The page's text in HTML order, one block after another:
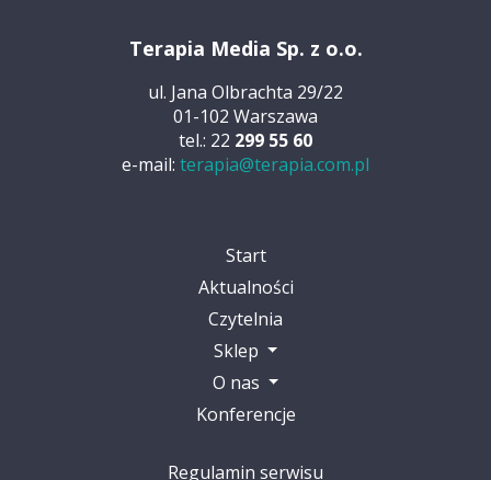
Terapia Media Sp. z o.o.
ul. Jana Olbrachta 29/22
01-102 Warszawa
tel.: 22 299 55 60
e-mail: terapia@terapia.com.pl
Start
Aktualności
Czytelnia
Sklep
O nas
Konferencje
Regulamin serwisu